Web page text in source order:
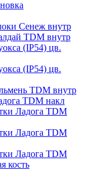
Сенеж внутр
TDM внутр
(IP54) цв.
(IP54) цв.
TDM внутр
TDM накл
Ладога TDM
Ладога TDM
Ладога TDM
кость